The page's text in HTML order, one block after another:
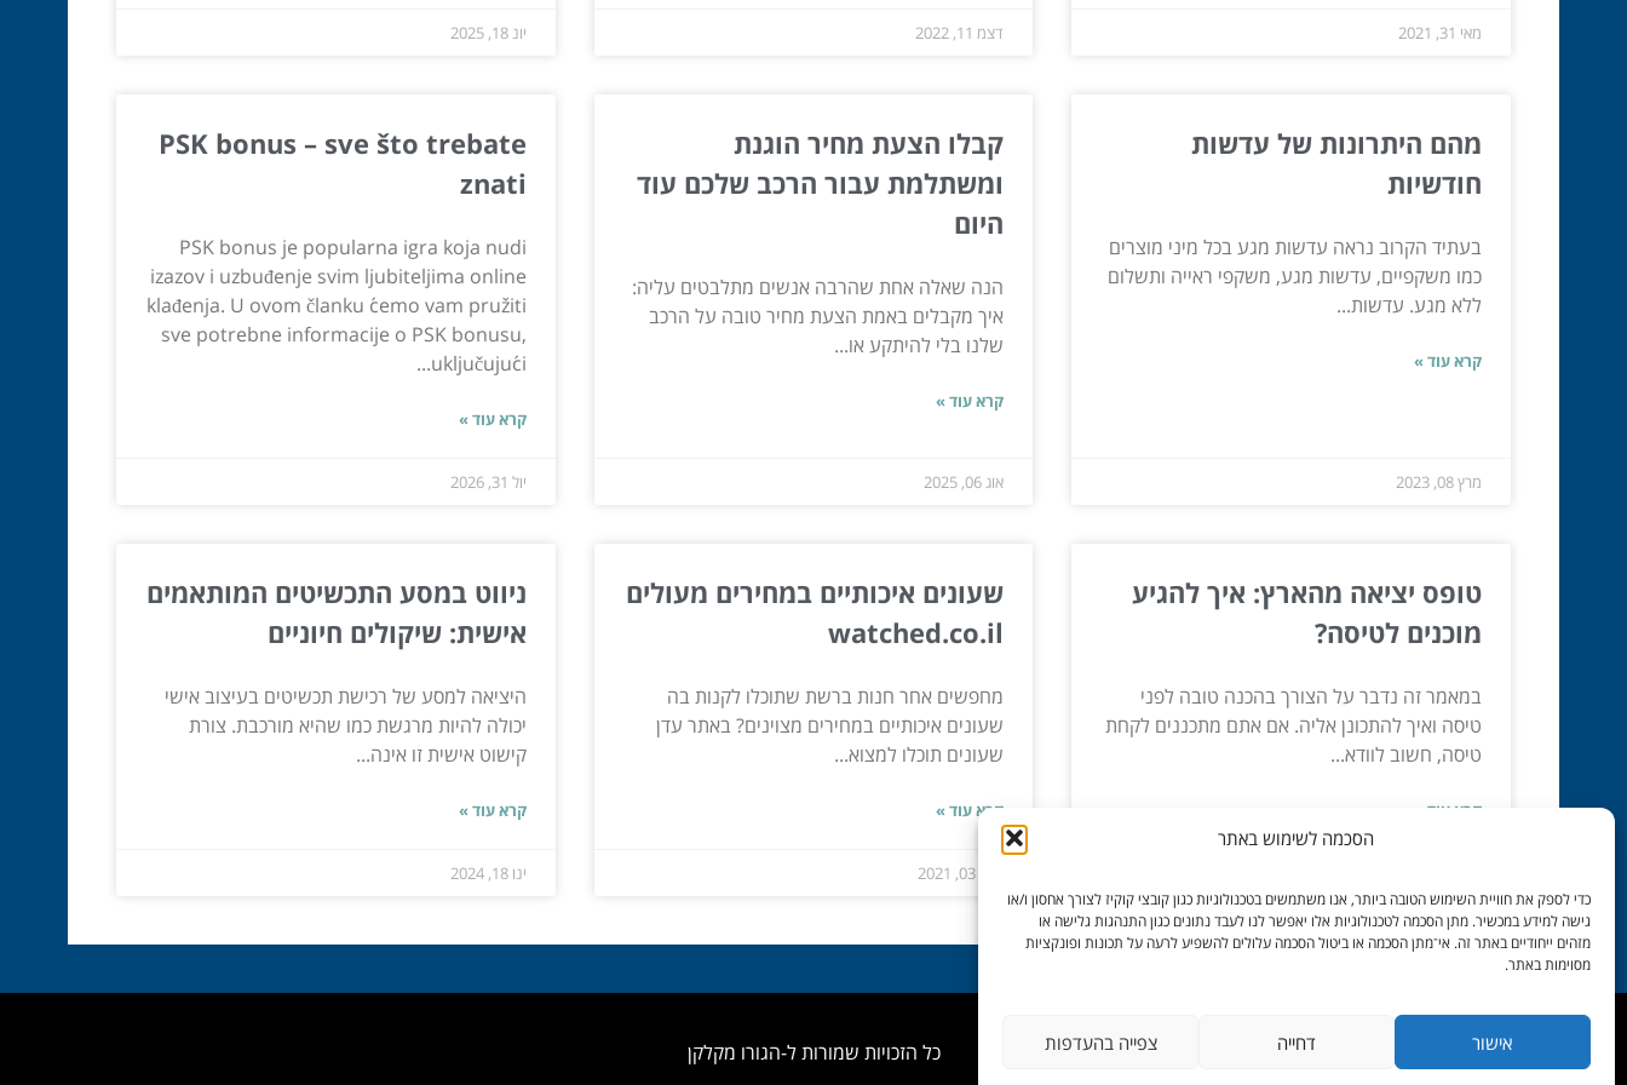
הסכמה לשימוש באתר
כדי לספק את חוויית השימוש הטובה ביותר, אנו משתמשים בטכנולוגיות כגון קובצי קוקיז לצורך אחסון ו/או
גישה למידע במכשיר. מתן הסכמה לטכנולוגיות אלו יאפשר לנו לעבד נתונים כגון התנהגות גלישה או
מזהים ייחודיים באתר זה. אי־מתן הסכמה או ביטול הסכמה עלולים להשפיע לרעה על תכונות ופונקציות
מסוימות באתר.
אישור דחייה צפייה בהעדפות
מאי 31, 2021 דצמ 11, 2022 יונ 18, 2025
מהם היתרונות של עדשות
חודשיות
בעתיד הקרוב נראה עדשות מגע בכל מיני מוצרים
כמו משקפיים, עדשות מגע, משקפי ראייה ותשלום
ללא מגע. עדשות...
קרא עוד »
מרץ 08, 2023
קבלו הצעת מחיר הוגנת
ומשתלמת עבור הרכב שלכם עוד
היום
הנה שאלה אחת שהרבה אנשים מתלבטים עליה:
איך מקבלים באמת הצעת מחיר טובה על הרכב
שלנו בלי להיתקע או...
קרא עוד »
אוג 06, 2025
PSK bonus – sve što trebate
znati
PSK bonus je popularna igra koja nudi
izazov i uzbuđenje svim ljubiteljima online
klađenja. U ovom članku ćemo vam pružiti
sve potrebne informacije o PSK bonusu,
uključujući...
קרא עוד »
יול 31, 2026
טופס יציאה מהארץ: איך להגיע
מוכנים לטיסה?
במאמר זה נדבר על הצורך בהכנה טובה לפני
טיסה ואיך להתכונן אליה. אם אתם מתכננים לקחת
טיסה, חשוב לוודא...
קרא עוד »
שעונים איכותיים במחירים מעולים
watched.co.il
מחפשים אחר חנות ברשת שתוכלו לקנות בה
שעונים איכותיים במחירים מצוינים? באתר עדן
שעונים תוכלו למצוא...
קרא עוד »
ניווט במסע התכשיטים המותאמים
אישית: שיקולים חיוניים
היציאה למסע של רכישת תכשיטים בעיצוב אישי
יכולה להיות מרגשת כמו שהיא מורכבת. צורת
קישוט אישית זו אינה...
קרא עוד »
ינו 18, 2024
כל הזכויות שמורות ל-הגורו מקלקן